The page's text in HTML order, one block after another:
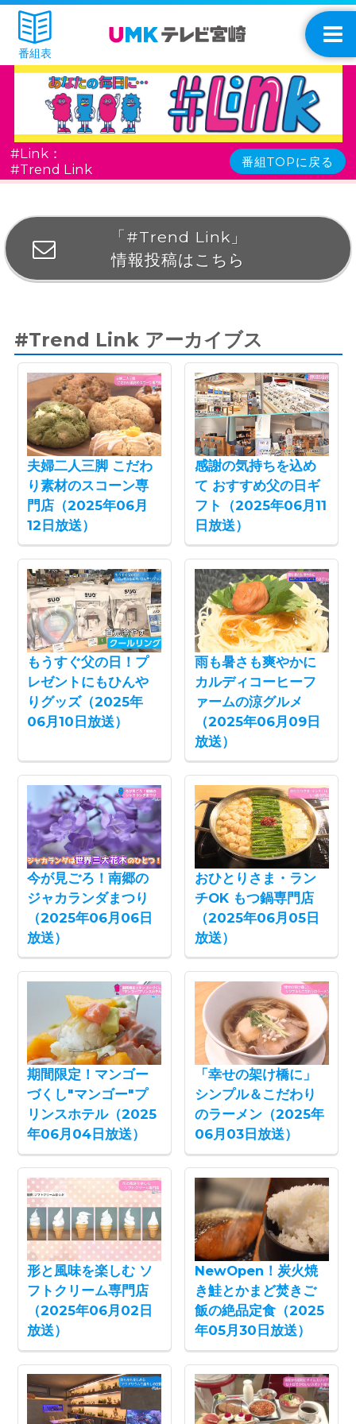
番組表
#Link：
#Trend Link
番組TOPに戻る
「#Trend Link」
情報投稿はこちら
#Trend Link アーカイブス
夫婦二人三脚 こだわ
り素材のスコーン専
門店（2025年06月
12日放送）
感謝の気持ちを込め
て おすすめ父の日ギ
フト（2025年06月11
日放送）
もうすぐ父の日！プ
レゼントにもひんや
りグッズ（2025年
06月10日放送）
雨も暑さも爽やかに
カルディコーヒーフ
ァームの涼グルメ
（2025年06月09日
放送）
今が見ごろ！南郷の
ジャカランダまつり
（2025年06月06日
放送）
おひとりさま・ラン
チOK もつ鍋専門店
（2025年06月05日
放送）
期間限定！マンゴー
づくし"マンゴー"プ
リンスホテル（2025
年06月04日放送）
「幸せの架け橋に」
シンプル＆こだわり
のラーメン（2025年
06月03日放送）
形と風味を楽しむ ソ
フトクリーム専門店
（2025年06月02日
放送）
NewOpen！炭火焼
き鮭とかまど焚きご
飯の絶品定食（2025
年05月30日放送）